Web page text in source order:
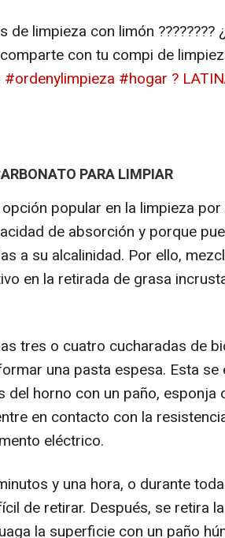
de limpieza con limón ????????
con tu compi de
#ordenylimpieza #hogar ?
PARA LIMPIAR
popular en la limpieza
de absorción y porque
a su alcalinidad. Por ello,
en la retirada de grasa
tres o cuatro cucharadas de
una pasta espesa. Esta se
horno con un paño, esponja
en contacto con la
eléctrico.
y una hora, o durante
de retirar. Después, se retira
la superficie con un paño